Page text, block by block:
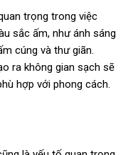
trọng trong việc
sắc ấm, như ánh sáng
cúng và thư giãn.
ra không gian sạch sẽ
hợp với phong cách.